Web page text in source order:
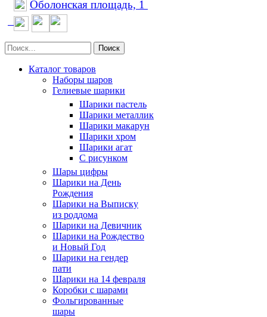
Оболонская площадь, 1
Поиск
Каталог товаров
Наборы шаров
Гелиевые шарики
Шарики пастель
Шарики металлик
Шарики макарун
Шарики хром
Шарики агат
С рисунком
Шары цифры
Шарики на День
Рождения
Шарики на Выписку
из роддома
Шарики на Девичник
Шарики на Рождество
и Новый Год
Шарики на гендер
пати
Шарики на 14 февраля
Коробки с шарами
Фольгированные
шары